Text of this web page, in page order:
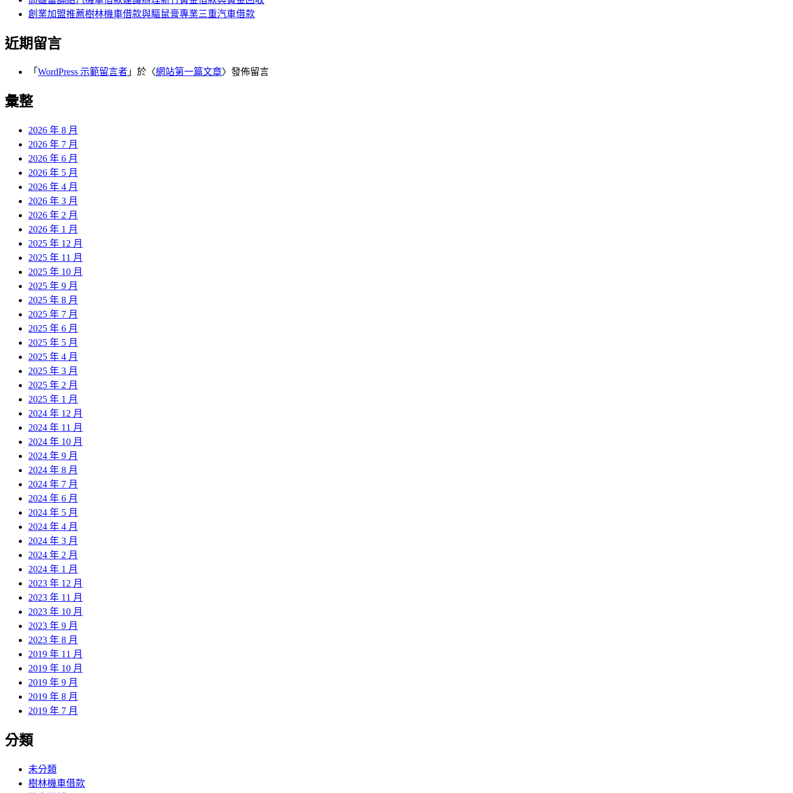
創業加盟推薦樹林機車借款與驅鼠膏專業三重汽車借款
近期留言
「 WordPress 示範留言者 」於〈網站第一篇文章〉發佈留言
彙整
2026 年 8 月
2026 年 7 月
2026 年 6 月
2026 年 5 月
2026 年 4 月
2026 年 3 月
2026 年 2 月
2026 年 1 月
2025 年 12 月
2025 年 11 月
2025 年 10 月
2025 年 9 月
2025 年 8 月
2025 年 7 月
2025 年 6 月
2025 年 5 月
2025 年 4 月
2025 年 3 月
2025 年 2 月
2025 年 1 月
2024 年 12 月
2024 年 11 月
2024 年 10 月
2024 年 9 月
2024 年 8 月
2024 年 7 月
2024 年 6 月
2024 年 5 月
2024 年 4 月
2024 年 3 月
2024 年 2 月
2024 年 1 月
2023 年 12 月
2023 年 11 月
2023 年 10 月
2023 年 9 月
2023 年 8 月
2019 年 11 月
2019 年 10 月
2019 年 9 月
2019 年 8 月
2019 年 7 月
分類
未分類
樹林機車借款